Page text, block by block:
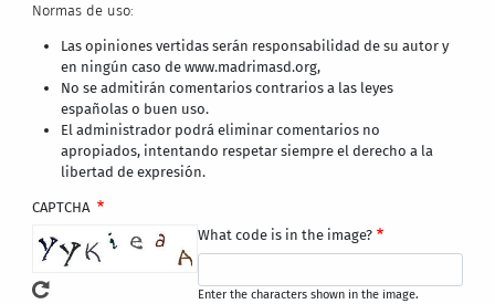
Normas de uso:
Las opiniones vertidas serán responsabilidad de su autor y
en ningún caso de www.madrimasd.org,
No se admitirán comentarios contrarios a las leyes
españolas o buen uso.
El administrador podrá eliminar comentarios no
apropiados, intentando respetar siempre el derecho a la
libertad de expresión.
CAPTCHA
What code is in the image?
Enter the characters shown in the image.